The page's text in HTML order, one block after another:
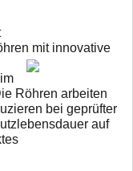
mit innovative
Röhren arbeiten
bei geprüfter
auf